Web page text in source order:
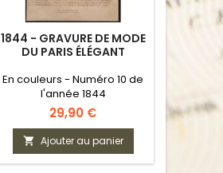
1844 - GRAVURE DE MODE
DU PARIS ÉLÉGANT
En couleurs - Numéro 10 de
l'année 1844
Prix
29,90 €
 Ajouter au panier